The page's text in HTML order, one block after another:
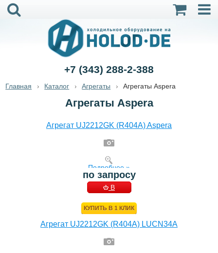
+7 (343) 288-2-388
Главная Каталог Агрегаты Агрегаты Aspera
Агрегаты Aspera
Агрегат UJ2212GK (R404A) Aspera
Подробнее »
по запросу
В
КУПИТЬ В 1 КЛИК
Агрегат UJ2212GK (R404A) LUCN34A